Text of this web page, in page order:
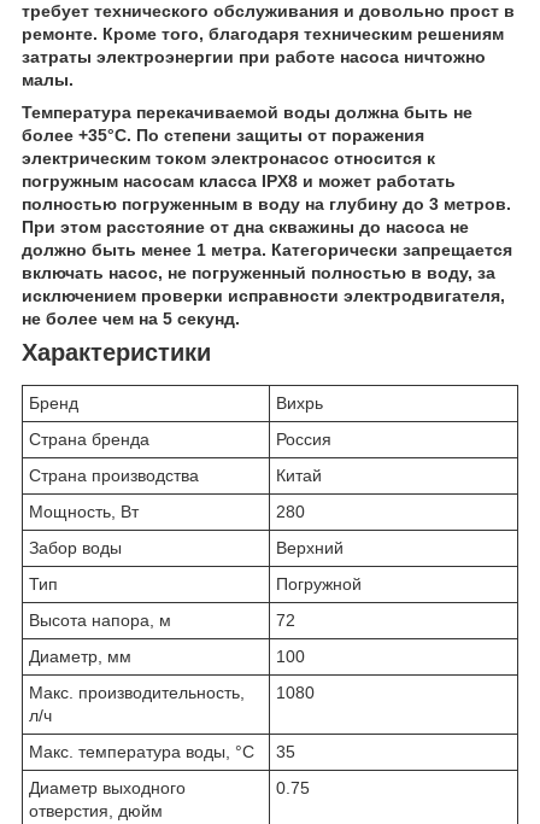
требует технического обслуживания и довольно прост в
ремонте. Кроме того, благодаря техническим решениям
затраты электроэнергии при работе насоса ничтожно
малы.
Температура перекачиваемой воды должна быть не
более +35°С. По степени защиты от поражения
электрическим током электронасос относится к
погружным насосам класса IPX8 и может работать
полностью погруженным в воду на глубину до 3 метров.
При этом расстояние от дна скважины до насоса не
должно быть менее 1 метра. Категорически запрещается
включать насос, не погруженный полностью в воду, за
исключением проверки исправности электродвигателя,
не более чем на 5 секунд.
Характеристики
Бренд
Вихрь
Страна бренда
Россия
Страна производства
Китай
Мощность, Вт
280
Забор воды
Верхний
Тип
Погружной
Высота напора, м
72
Диаметр, мм
100
Макс. производительность,
л/ч
1080
Макс. температура воды, °C
35
Диаметр выходного
отверстия, дюйм
0.75